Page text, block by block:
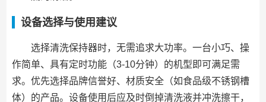
设备选择与使用建议
选择清洗保持器时，无需追求大功率。一台小巧、操
作简单、具有定时功能（3-10分钟）的机型即可满足需
求。优先选择品牌信誉好、材质安全（如食品级不锈钢槽
体）的产品。设备使用后应及时倒掉清洗液并冲洗擦干，